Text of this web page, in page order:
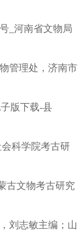
_河南省文物局
管理处，济南市
科学院考古研
古文物考古研究
刘志敏主编；山